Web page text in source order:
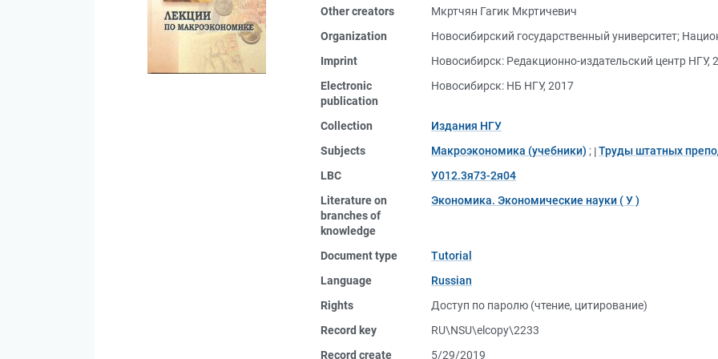
Other creators
Мкртчян Гагик Мкртичевич
Organization
Новосибирский государственный университет;
Imprint
Новосибирск: Редакционно-издательский центр НГУ,
Electronic
publication
Новосибирск: НБ НГУ, 2017
Collection
Издания НГУ
Subjects
Макроэкономика (учебники) ; Труды штатных
LBC
У012.3я73-2я04
Literature on
branches of
knowledge
Экономика. Экономические науки ( У )
Document type
Tutorial
Language
Russian
Rights
Доступ по паролю (чтение, цитирование)
Record key
RU\NSU\elcopy\2233
Record create
5/29/2019